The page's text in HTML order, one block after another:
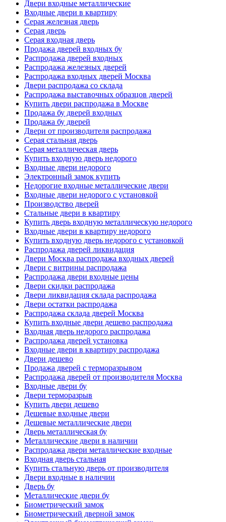
Двери входные металлические
Входные двери в квартиру
Серая железная дверь
Серая дверь
Серая входная дверь
Продажа дверей входных бу
Распродажа дверей входных
Распродажа железных дверей
Распродажа входных дверей Москва
Двери распродажа со склада
Распродажа выставочных образцов дверей
Купить двери распродажа в Москве
Продажа бу дверей входных
Продажа бу дверей
Двери от производителя распродажа
Серая стальная дверь
Серая металлическая дверь
Купить входную дверь недорого
Входные двери недорого
Электронный замок купить
Недорогие входные металлические двери
Входные двери недорого с установкой
Производство дверей
Стальные двери в квартиру
Купить дверь входную металлическую недорого
Входные двери в квартиру недорого
Купить входную дверь недорого с установкой
Распродажа дверей ликвидация
Двери Москва распродажа входных дверей
Двери с витрины распродажа
Распродажа двери входные цены
Двери скидки распродажа
Двери ликвидация склада распродажа
Двери остатки распродажа
Распродажа склада дверей Москва
Купить входные двери дешево распродажа
Входная дверь недорого распродажа
Распродажа дверей установка
Входные двери в квартиру распродажа
Двери дешево
Продажа дверей с терморазрывом
Распродажа дверей от производителя Москва
Входные двери бу
Двери терморазрыв
Купить двери дешево
Дешевые входные двери
Дешевые металлические двери
Дверь металлическая бу
Металлические двери в наличии
Распродажа двери металлические входные
Входная дверь стальная
Купить стальную дверь от производителя
Двери входные в наличии
Дверь бу
Металлические двери бу
Биометрический замок
Биометрический дверной замок